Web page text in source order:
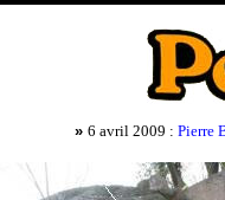
» 6 avril 2009 : Pierre